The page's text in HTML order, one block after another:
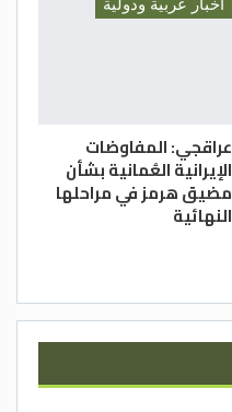
عراقجي: المفاوضات
الإيرانية العُمانية بشأن
مضيق هرمز في مراحلها
النهائية